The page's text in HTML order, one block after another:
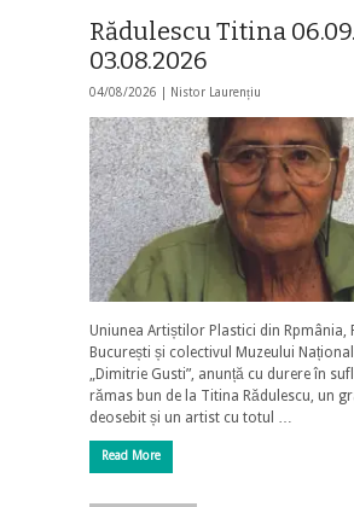
Rădulescu Titina
03.08.2026
04/08/2026 | Nistor Laurențiu
Uniunea Artiștilor Plastici din Rpmânia,
București și colectivul Muzeului
„Dimitrie Gusti”, anunță cu durere în
rămas bun de la Titina Rădulescu, un
deosebit și un artist cu totul …
Read More